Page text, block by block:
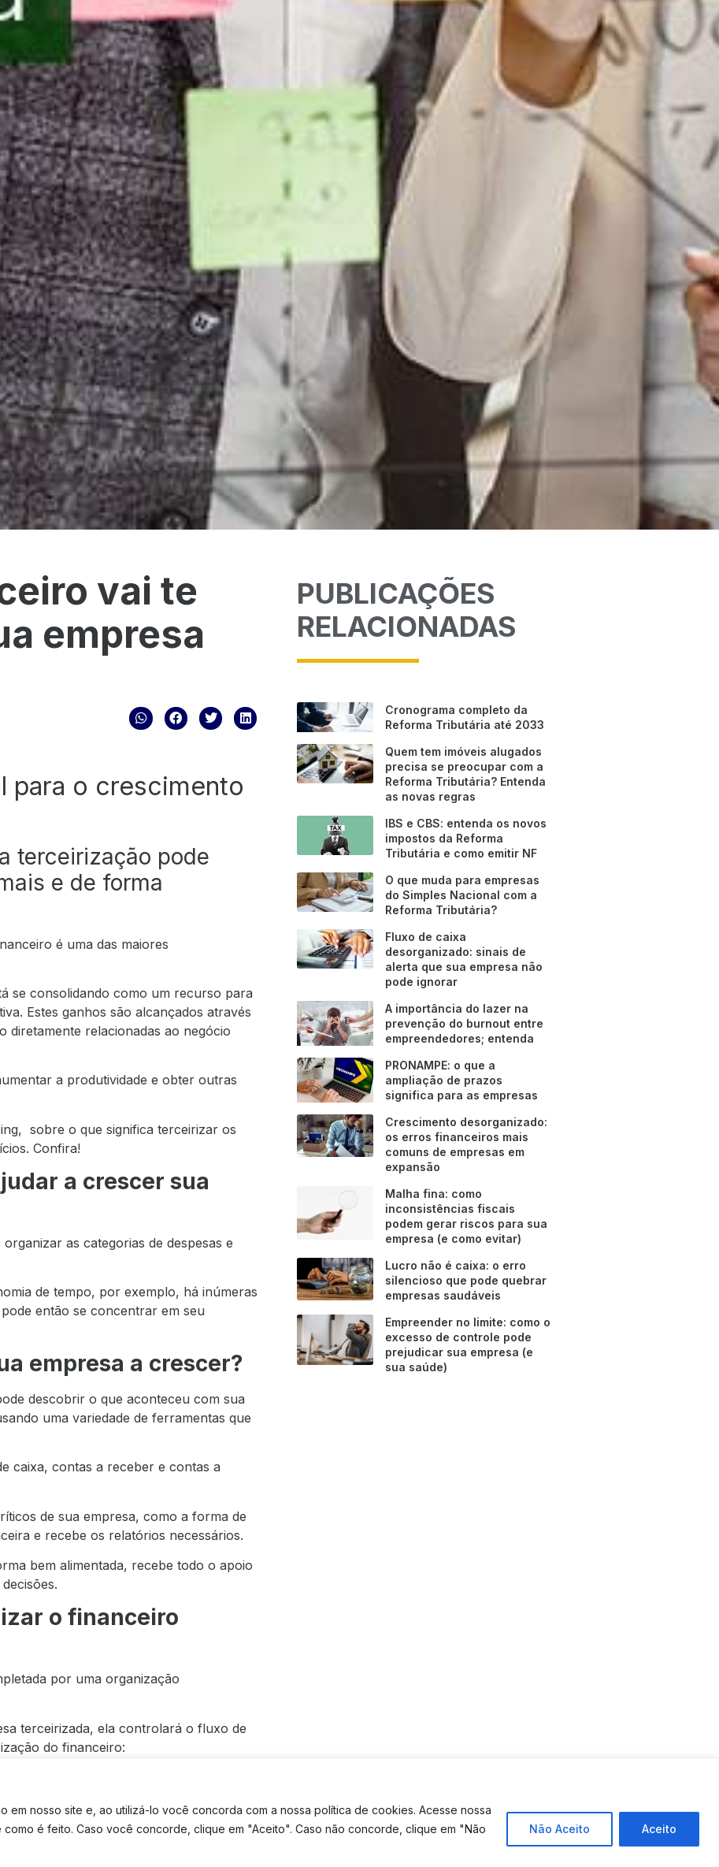
em nosso site e, ao utilizá-lo você concorda com a nossa política de cookies. Acesse nossa
é feito. Caso você concorde, clique em "Aceito". Caso não concorde, clique em "Não
Não Aceito Aceito
vai te
empresa
para o crescimento
terceirização pode
e de forma
é uma das maiores
se consolidando como um recurso para
Estes ganhos são alcançados através
diretamente relacionadas ao negócio
a produtividade e obter outras
sobre o que significa terceirizar os
Confira!
a crescer sua
as categorias de despesas e
de tempo, por exemplo, há inúmeras
então se concentrar em seu
empresa a crescer?
descobrir o que aconteceu com sua
uma variedade de ferramentas que
caixa, contas a receber e contas a
de sua empresa, como a forma de
e recebe os relatórios necessários.
bem alimentada, recebe todo o apoio
o financeiro
por uma organização
terceirizada, ela controlará o fluxo de
do financeiro:
PUBLICAÇÕES
RELACIONADAS
Cronograma completo da
Reforma Tributária até 2033
Quem tem imóveis alugados
precisa se preocupar com a
Reforma Tributária? Entenda
as novas regras
IBS e CBS: entenda os novos
impostos da Reforma
Tributária e como emitir NF
O que muda para empresas
do Simples Nacional com a
Reforma Tributária?
Fluxo de caixa
desorganizado: sinais de
alerta que sua empresa não
pode ignorar
A importância do lazer na
prevenção do burnout entre
empreendedores; entenda
PRONAMPE: o que a
ampliação de prazos
significa para as empresas
Crescimento desorganizado:
os erros financeiros mais
comuns de empresas em
expansão
Malha fina: como
inconsistências fiscais
podem gerar riscos para sua
empresa (e como evitar)
Lucro não é caixa: o erro
silencioso que pode quebrar
empresas saudáveis
Empreender no limite: como o
excesso de controle pode
prejudicar sua empresa (e
sua saúde)